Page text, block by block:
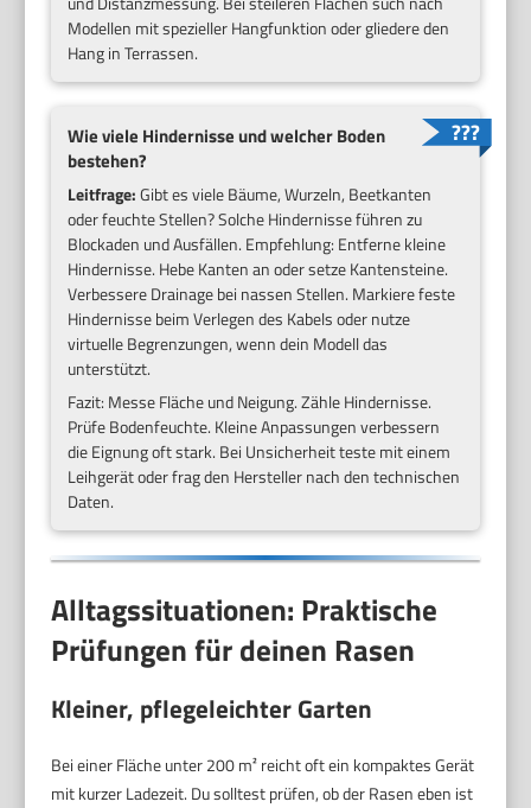
Modellen mit spezieller Hangfunktion oder gliedere den
Hang in Terrassen.
Wie viele Hindernisse und welcher Boden
bestehen?
Leitfrage:Gibt es viele Bäume, Wurzeln, Beetkanten
oder feuchte Stellen? Solche Hindernisse führen zu
Blockaden und Ausfällen. Empfehlung: Entferne kleine
Hindernisse. Hebe Kanten an oder setze Kantensteine.
Verbessere Drainage bei nassen Stellen. Markiere feste
Hindernisse beim Verlegen des Kabels oder nutze
virtuelle Begrenzungen, wenn dein Modell das
unterstützt.
Fazit: Messe Fläche und Neigung. Zähle Hindernisse.
Prüfe Bodenfeuchte. Kleine Anpassungen verbessern
die Eignung oft stark. Bei Unsicherheit teste mit einem
Leihgerät oder frag den Hersteller nach den technischen
Daten.
Alltagssituationen: Praktische
Prüfungen für deinen Rasen
Kleiner, pflegeleichter Garten
Bei einer Fläche unter 200 m² reicht oft ein kompaktes Gerät
mit kurzer Ladezeit. Du solltest prüfen, ob der Rasen eben ist